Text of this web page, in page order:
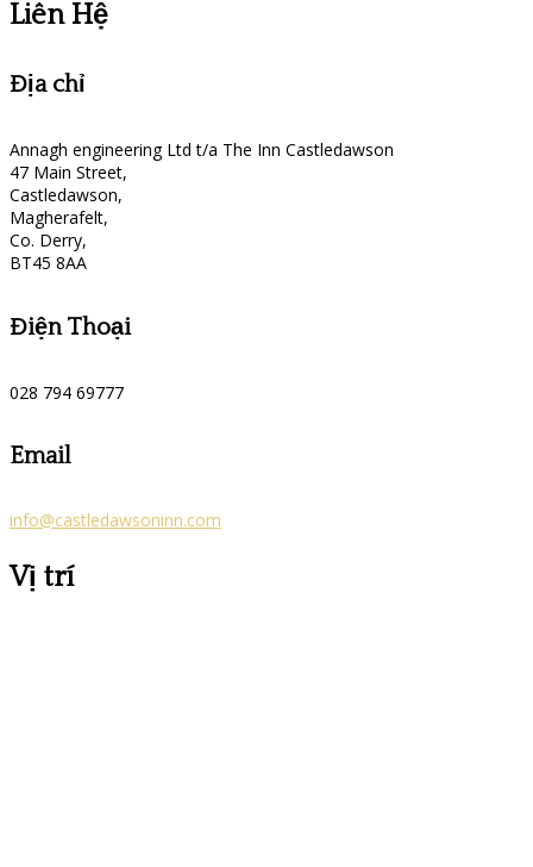
Liên Hệ
Địa chỉ
Annagh engineering Ltd t/a The Inn Castledawson
47 Main Street,
Castledawson,
Magherafelt,
Co. Derry,
BT45 8AA
Điện Thoại
028 794 69777
Email
info@castledawsoninn.com
Vị trí